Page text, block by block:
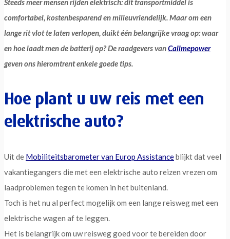
Steeds meer mensen rijden elektrisch: dit transportmiddel is
comfortabel, kostenbesparend en milieuvriendelijk. Maar om een
lange rit vlot te laten verlopen, duikt één belangrijke vraag op: waar
en hoe laadt men de batterij op? De raadgevers vanCallmepower
geven ons hieromtrent enkele goede tips.
Hoe plant u uw reis met een
elektrische auto?
Uit de Mobiliteitsbarometer van Europ Assistanceblijkt dat veel
vakantiegangers die met een elektrische auto reizen vrezen om
laadproblemen tegen te komen in het buitenland.
Toch is het nu al perfect mogelijk om een lange reisweg met een
elektrische wagen af te leggen.
Het is belangrijk om uw reisweg goed voor te bereiden door